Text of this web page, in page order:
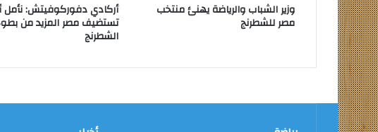
وزير الشباب والرياضة يهنئ منتخب
مصر للشطرنج
أركادي دفوركوفيتش: نأمل
تستضيف مصر المزيد من
الشطرنج